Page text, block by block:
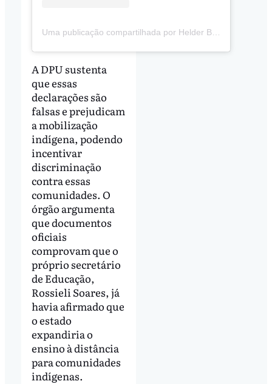
Uma publicação compartilhada por Helder Barbalho (@helderbarbalho)
A DPU sustenta
que essas
declarações são
falsas e prejudicam
a mobilização
indígena, podendo
incentivar
discriminação
contra essas
comunidades. O
órgão argumenta
que documentos
oficiais
comprovam que o
próprio secretário
de Educação,
Rossieli Soares, já
havia afirmado que
o estado
expandiria o
ensino à distância
para comunidades
indígenas.